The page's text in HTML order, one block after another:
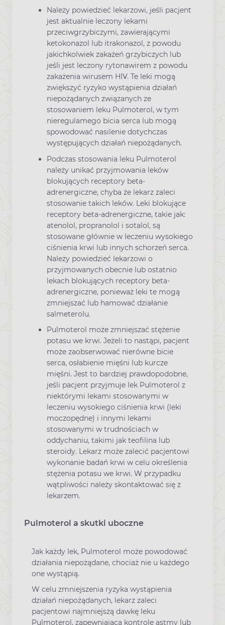
Należy powiedzieć lekarzowi, jeśli pacjent
jest aktualnie leczony lekami
przeciwgrzybiczymi, zawierającymi
ketokonazol lub itrakonazol, z powodu
jakichkolwiek zakażeń grzybiczych lub
jeśli jest leczony rytonawirem z powodu
zakażenia wirusem HIV. Te leki mogą
zwiększyć ryzyko wystąpienia działań
niepożądanych związanych ze
stosowaniem leku Pulmoterol, w tym
nieregulamego bicia serca lub mogą
spowodować nasilenie dotychczas
występujących działań niepożądanych.
Podczas stosowania leku Pulmoterol
należy unikać przyjmowania leków
blokujących receptory beta-
adrenergiczne, chyba że lekarz zaleci
stosowanie takich leków. Leki blokujące
receptory beta-adrenergiczne, takie jak:
atenolol, propranolol i sotalol, są
stosowane głównie w leczeniu wysokiego
ciśnienia krwi lub innych schorzeń serca.
Należy powiedzieć lekarzowi o
przyjmowanych obecnie lub ostatnio
lekach blokujących receptory beta-
adrenergiczne, ponieważ leki te mogą
zmniejszać lub hamować działanie
salmeterolu.
Pulmoterol może zmniejszać stężenie
potasu we krwi. Jeżeli to nastąpi, pacjent
może zaobserwować nierówne bicie
serca, osłabienie mięśni lub kurcze
mięśni. Jest to bardziej prawdopodobne,
jeśli pacjent przyjmuje lek Pulmoterol z
niektórymi lekami stosowanymi w
leczeniu wysokiego ciśnienia krwi (leki
moczopędne) i innymi lekami
stosowanymi w trudnościach w
oddychaniu, takimi jak teofilina lub
steroidy. Lekarz może zalecić pacjentowi
wykonanie badań krwi w celu określenia
stężenia potasu we krwi. W przypadku
wątpliwości należy skontaktować się z
lekarzem.
Pulmoterol a skutki uboczne
Jak każdy lek, Pulmoterol może powodować
działania niepożądane, chociaż nie u każdego
one wystąpią.
W celu zmniejszenia ryzyka wystąpienia
działań niepożądanych, lekarz zaleci
pacjentowi najmniejszą dawkę leku
Pulmoterol, zapewniającą kontrolę astmy lub